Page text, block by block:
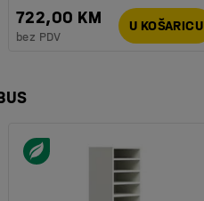
722,00 KM
bez PDV
U KOŠARICU